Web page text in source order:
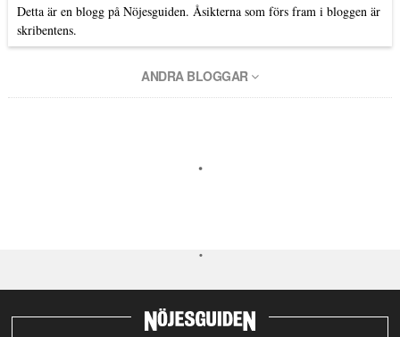
Detta är en blogg på Nöjesguiden. Åsikterna som förs fram i bloggen är
skribentens.
ANDRA BLOGGAR